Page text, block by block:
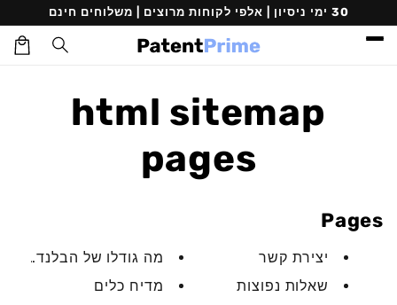
דילוג
לתוכן
30 ימי ניסיון | אלפי לקוחות מרוצים | משלוחים חינם
עגלת
קניות
html sitemap
pages
Pages
יצירת קשר
שאלות נפוצות
מה גודלו של הבלנדר -
מדיח כלים